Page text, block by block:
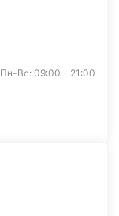
Пн-Вс: 09:00 - 21:00